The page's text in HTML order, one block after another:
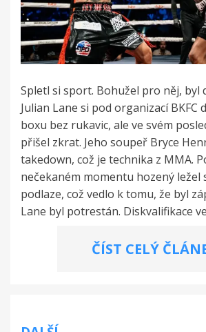
Spletl si sport. Bohužel pro něj, byl
Julian Lane si pod organizací BKFC
boxu bez rukavic, ale ve svém
přišel zkrat. Jeho soupeř Bryce
takedown, což je technika z MMA.
nečekaném momentu hozený ležel
podlaze, což vedlo k tomu, že byl
Lane byl potrestán. Diskvalifikace
ČÍST CELÝ